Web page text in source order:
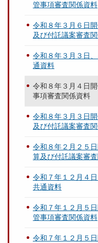
管事項審査関係資料
令和８年３月６日
及び付託議案審査
令和８年３月３日
通資料
令和８年３月４日
事項審査関係資料
令和８年３月３日
及び付託議案審査
令和８年２月２５
算及び付託議案審
令和７年１２月４
共通資料
令和７年１２月５
管事項審査関係資料
令和７年１２月５